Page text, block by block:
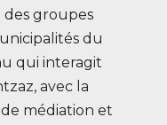
groupes
du
qui interagit
avec la
médiation et